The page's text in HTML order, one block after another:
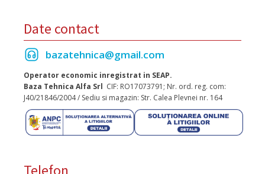
Date contact
bazatehnica@gmail.com
Operator economic inregistrat in SEAP.
Baza Tehnica Alfa Srl CIF: RO17073791; Nr. ord. reg. com:
J40/21846/2004 / Sediu si magazin: Str. Calea Plevnei nr. 164